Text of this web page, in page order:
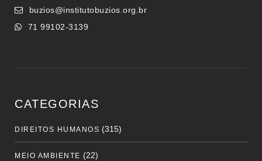
buzios@institutobuzios.org.br
71 99102-3139
CATEGORIAS
DIREITOS HUMANOS (315)
MEIO AMBIENTE (22)